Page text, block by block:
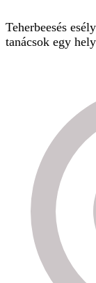
Teherbeesés
tanácsok egy